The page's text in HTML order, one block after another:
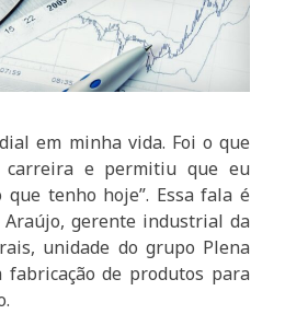
em minha vida. Foi o que
carreira e permitiu que eu
que tenho hoje”. Essa fala é
Araújo, gerente industrial da
unidade do grupo Plena
fabricação de produtos para